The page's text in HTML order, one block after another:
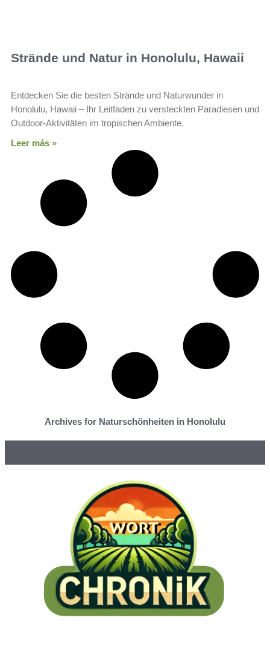
Strände und Natur in Honolulu, Hawaii
Entdecken Sie die besten Strände und Naturwunder in
Honolulu, Hawaii – Ihr Leitfaden zu versteckten Paradiesen und
Outdoor-Aktivitäten im tropischen Ambiente.
Leer más »
Archives for Naturschönheiten in Honolulu